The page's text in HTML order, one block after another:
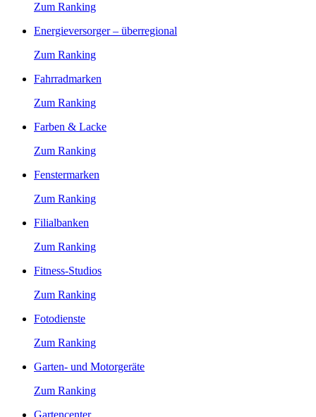
Zum Ranking
Energieversorger – überregional
Zum Ranking
Fahrradmarken
Zum Ranking
Farben & Lacke
Zum Ranking
Fenstermarken
Zum Ranking
Filialbanken
Zum Ranking
Fitness-Studios
Zum Ranking
Fotodienste
Zum Ranking
Garten- und Motorgeräte
Zum Ranking
Gartencenter